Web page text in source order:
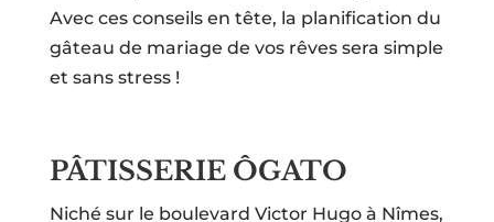
Avec ces conseils en tête, la planification du
gâteau de mariage de vos rêves sera simple
et sans stress !
PÂTISSERIE ÔGATO
Niché sur le boulevard Victor Hugo à Nîmes,